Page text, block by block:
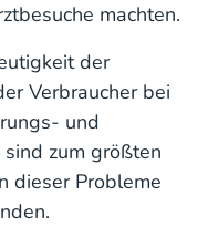
machten.
der
Verbraucher bei
und
zum größten
dieser Probleme